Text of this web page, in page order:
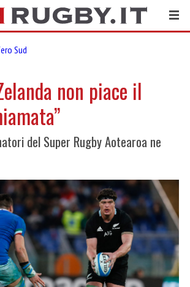
Sud
non piace il
del Super Rugby Aotearoa ne